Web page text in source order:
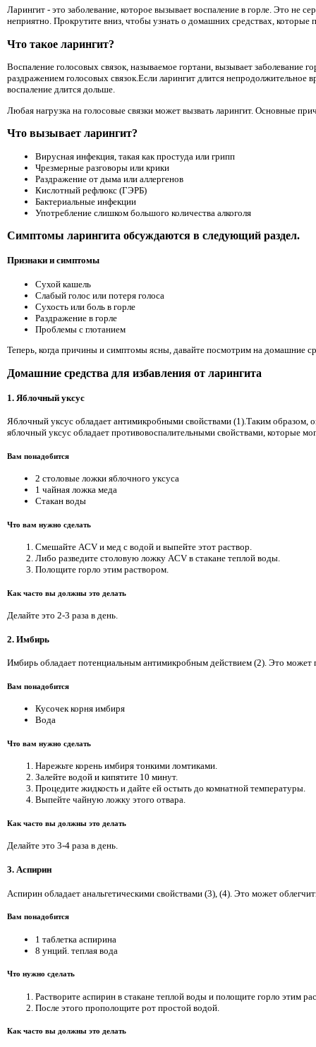
Ларингит - это заболевание, которое вызывает воспаление в горле. Это не
неприятно. Прокрутите вниз, чтобы узнать о домашних средствах, которые
Что такое ларингит?
Воспаление голосовых связок, называемое гортани, вызывает заболевание
раздражением голосовых связок.Если ларингит длится
воспаление длится дольше.
Любая нагрузка на голосовые связки может вызвать ларингит. Основные
Что вызывает ларингит?
Вирусная инфекция, такая как простуда или грипп
Чрезмерные разговоры или крики
Раздражение от дыма или аллергенов
Кислотный рефлюкс (ГЭРБ)
Бактериальные инфекции
Употребление слишком большого количества алкоголя
Симптомы ларингита обсуждаются в следующий раздел.
Признаки и симптомы
Сухой кашель
Слабый голос или потеря голоса
Сухость или боль в горле
Раздражение в горле
Проблемы с глотанием
Теперь, когда причины и симптомы ясны, давайте посмотрим на домашние
Домашние средства для избавления от ларингита
1. Яблочный уксус
Яблочный уксус обладает антимикробными свойствами (1).Таким образом,
яблочный уксус обладает противовоспалительными свойствами, которые
Вам понадобится
2 столовые ложки яблочного уксуса
1 чайная ложка меда
Стакан воды
Что вам нужно сделать
Смешайте ACV и мед с водой и выпейте этот раствор.
Либо разведите столовую ложку ACV в стакане теплой воды.
Полощите горло этим раствором.
Как часто вы должны это делать
Делайте это 2-3 раза в день.
2. Имбирь
Имбирь обладает потенциальным антимикробным действием (2). Это может
Вам понадобится
Кусочек корня имбиря
Вода
Что вам нужно сделать
Нарежьте корень имбиря тонкими ломтиками.
Залейте водой и кипятите 10 минут.
Процедите жидкость и дайте ей остыть до комнатной температуры.
Выпейте чайную ложку этого отвара.
Как часто вы должны это делать
Делайте это 3-4 раза в день.
3. Аспирин
Аспирин обладает анальгетическими свойствами (3), (4). Это может
Вам понадобится
1 таблетка аспирина
8 унций. теплая вода
Что нужно сделать
Растворите аспирин в стакане теплой воды и полощите горло этим
После этого прополощите рот простой водой.
Как часто вы должны это делать